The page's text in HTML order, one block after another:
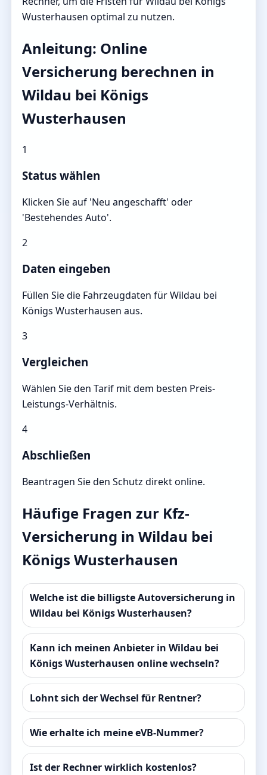
Wusterhausen optimal zu nutzen.
Anleitung: Online
Versicherung berechnen in
Wildau bei Königs
Wusterhausen
1
Status wählen
Klicken Sie auf 'Neu angeschafft' oder
'Bestehendes Auto'.
2
Daten eingeben
Füllen Sie die Fahrzeugdaten für Wildau bei
Königs Wusterhausen aus.
3
Vergleichen
Wählen Sie den Tarif mit dem besten Preis-
Leistungs-Verhältnis.
4
Abschließen
Beantragen Sie den Schutz direkt online.
Häufige Fragen zur Kfz-
Versicherung in Wildau bei
Königs Wusterhausen
Welche ist die billigste Autoversicherung in
Wildau bei Königs Wusterhausen?
Kann ich meinen Anbieter in Wildau bei
Königs Wusterhausen online wechseln?
Lohnt sich der Wechsel für Rentner?
Wie erhalte ich meine eVB-Nummer?
Ist der Rechner wirklich kostenlos?